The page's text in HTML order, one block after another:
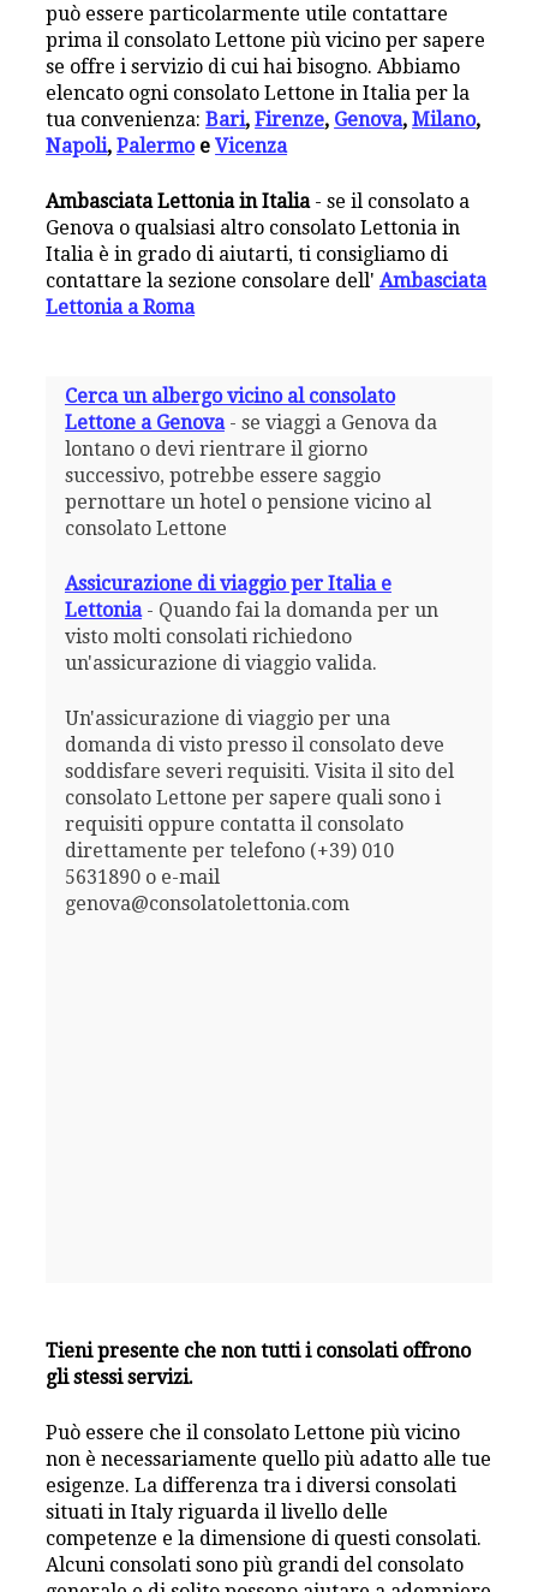
può essere particolarmente utile contattare
prima il consolato Lettone più vicino per sapere
se offre i servizio di cui hai bisogno. Abbiamo
elencato ogni consolato Lettone in Italia per la
tua convenienza:Bari,Firenze, Genova,Milano,
Napoli,PalermoeVicenza
Ambasciata Lettonia in Italia- se il consolato a
Genova o qualsiasi altro consolato Lettonia in
Italia è in grado di aiutarti, ti consigliamo di
contattare la sezione consolare dell'Ambasciata
Lettonia a Roma
Cerca un albergo vicino al consolato
Lettone a Genova- se viaggi a Genova da
lontano o devi rientrare il giorno
successivo, potrebbe essere saggio
pernottare un hotel o pensione vicino al
consolato Lettone
Assicurazione di viaggio per Italia e
Lettonia- Quando fai la domanda per un
visto molti consolati richiedono
un'assicurazione di viaggio valida.
Un'assicurazione di viaggio per una
domanda di visto presso il consolato deve
soddisfare severi requisiti. Visita il sito del
consolato Lettone per sapere quali sono i
requisiti oppure contatta il consolato
direttamente per telefono (+39) 010
5631890 o e-mail
genova@consolatolettonia.com
Tieni presente che non tutti i consolati offrono
gli stessi servizi.
Può essere che il consolato Lettone più vicino
non è necessariamente quello più adatto alle tue
esigenze. La differenza tra i diversi consolati
situati in Italy riguarda il livello delle
competenze e la dimensione di questi consolati.
Alcuni consolati sono più grandi del consolato